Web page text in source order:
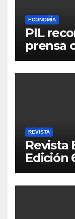
ECONOMÍA
PIL
prensa
REVISTA
Revista
Edición